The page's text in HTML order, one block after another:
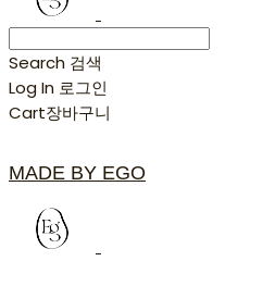
Search 검색
Log In 로그인
Cart장바구니
MADE BY EGO